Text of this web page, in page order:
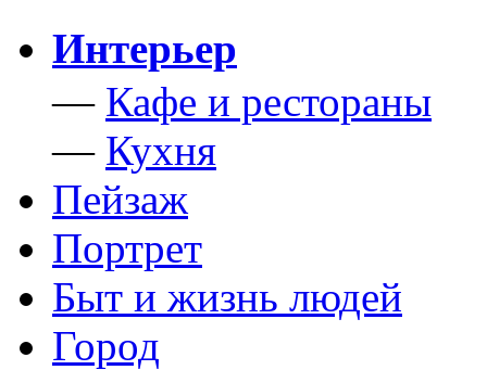
Интерьер
— Кафе и рестораны
— Кухня
Пейзаж
Портрет
Быт и жизнь людей
Город